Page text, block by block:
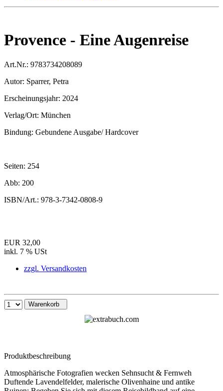
Provence - Eine Augenreise
Art.Nr.: 9783734208089
Autor: Sparrer, Petra
Erscheinungsjahr: 2024
Verlag/Ort: München
Bindung: Gebundene Ausgabe/ Hardcover
Seiten: 254
Abb: 200
ISBN/Art.: 978-3-7342-0808-9
EUR 32,00
inkl. 7 % USt
zzgl. Versandkosten
Warenkorb
Produktbeschreibung
Atmosphärische Fotografien wecken Sehnsucht & Fernweh
Duftende Lavendelfelder, malerische Olivenhaine und antike